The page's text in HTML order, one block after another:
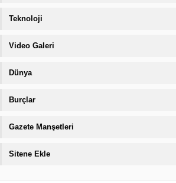
Teknoloji
Video Galeri
Dünya
Burçlar
Gazete Manşetleri
Sitene Ekle